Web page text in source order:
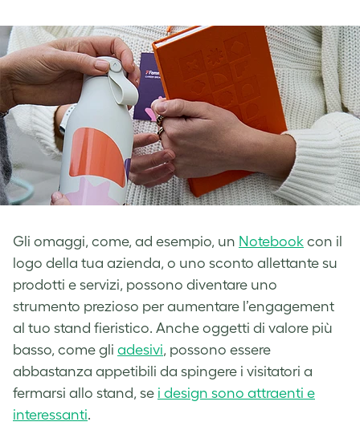
Gli omaggi, come, ad esempio, un Notebook con il
logo della tua azienda, o uno sconto allettante su
prodotti e servizi, possono diventare uno
strumento prezioso per aumentare l’engagement
al tuo stand fieristico. Anche oggetti di valore più
basso, come gli adesivi, possono essere
abbastanza appetibili da spingere i visitatori a
fermarsi allo stand, se i design sono attraenti e
interessanti.